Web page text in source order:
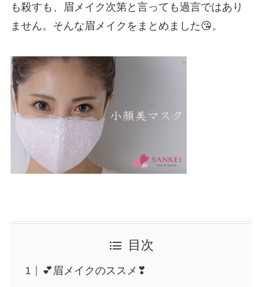
も殺すも、眉メイク次第と言っても過言ではあり
ません。そんな眉メイクをまとめました😘。
目次
💕眉メイクのススメ❣